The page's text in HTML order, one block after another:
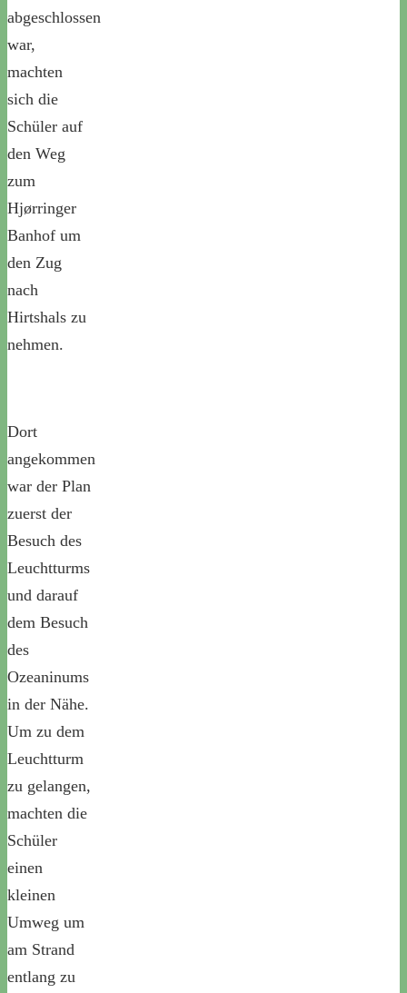
abgeschlossen
war,
machten
sich die
Schüler auf
den Weg
zum
Hjørringer
Banhof um
den Zug
nach
Hirtshals zu
nehmen.
Dort
angekommen
war der Plan
zuerst der
Besuch des
Leuchtturms
und darauf
dem Besuch
des
Ozeaninums
in der Nähe.
Um zu dem
Leuchtturm
zu gelangen,
machten die
Schüler
einen
kleinen
Umweg um
am Strand
entlang zu